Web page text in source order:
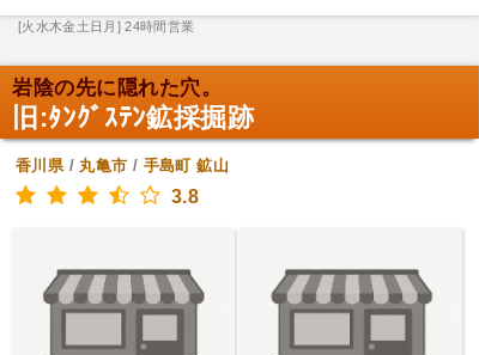
[火水木金土日月] 24時間営業
岩陰の先に隠れた穴。
旧:ﾀﾝｸﾞｽﾃﾝ鉱採掘跡
香川県/ 丸亀市 / 手島町 鉱山
3.8